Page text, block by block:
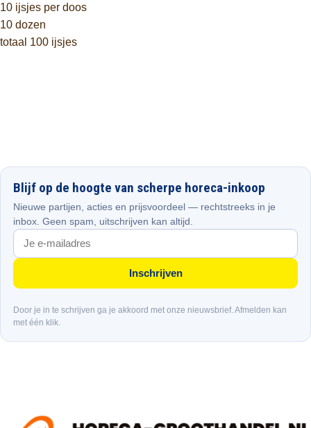
10 ijsjes per doos
10 dozen
totaal 100 ijsjes
Blijf op de hoogte van scherpe horeca-inkoop
Nieuwe partijen, acties en prijsvoordeel — rechtstreeks in je
inbox. Geen spam, uitschrijven kan altijd.
Inschrijven
Door je in te schrijven ga je akkoord met onze nieuwsbrief. Afmelden kan
met één klik.